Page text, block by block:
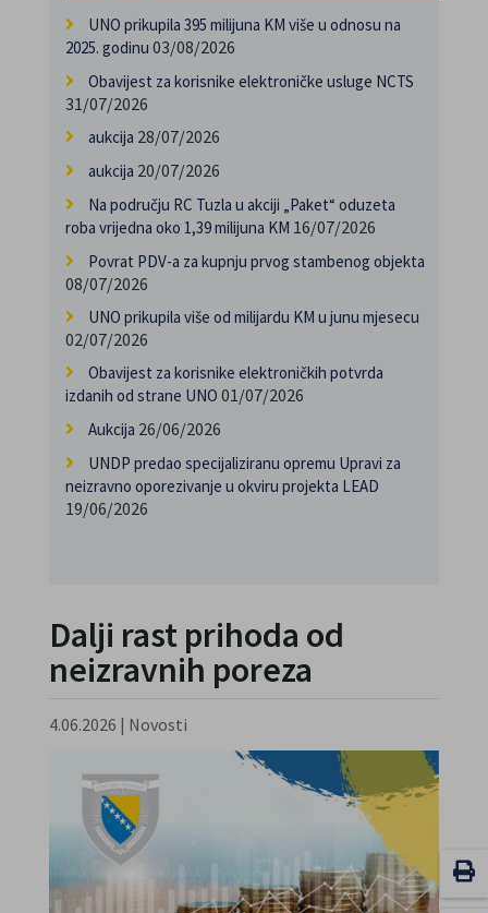
UNO prikupila 395 milijuna KM više u odnosu na
2025. godinu 03/08/2026
Obavijest za korisnike elektroničke usluge NCTS
31/07/2026
aukcija 28/07/2026
aukcija 20/07/2026
Na području RC Tuzla u akciji „Paket“ oduzeta
roba vrijedna oko 1,39 milijuna KM 16/07/2026
Povrat PDV-a za kupnju prvog stambenog objekta
08/07/2026
UNO prikupila više od milijardu KM u junu mjesecu
02/07/2026
Obavijest za korisnike elektroničkih potvrda
izdanih od strane UNO 01/07/2026
Aukcija 26/06/2026
UNDP predao specijaliziranu opremu Upravi za
neizravno oporezivanje u okviru projekta LEAD
19/06/2026
Dalji rast prihoda od
neizravnih poreza
4.06.2026 | Novosti